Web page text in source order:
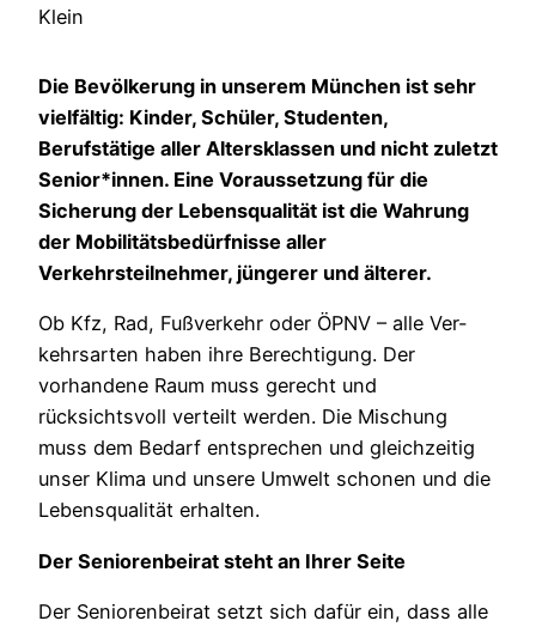
Klein
Die Bevölkerung in unserem München ist sehr
vielfältig: Kinder, Schüler, Studenten,
Berufstätige aller Altersklassen und nicht zuletzt
Senior*innen. Eine Voraussetzung für die
Sicherung der Lebensqualität ist die Wahrung
der Mobilitätsbedürfnisse aller
Verkehrsteilnehmer, jüngerer und älterer.
Ob Kfz, Rad, Fußverkehr oder ÖPNV – alle Ver-
kehrsarten haben ihre Berechtigung. Der
vorhandene Raum muss gerecht und
rücksichtsvoll verteilt werden. Die Mischung
muss dem Bedarf entsprechen und gleichzeitig
unser Klima und unsere Umwelt schonen und die
Lebensqualität erhalten.
Der Seniorenbeirat steht an Ihrer Seite
Der Seniorenbeirat setzt sich dafür ein, dass alle